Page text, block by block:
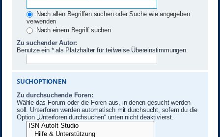
Nach allen Begriffen suchen oder Suche wie angegeben
verwenden
Nach einem Begriff suchen
Zu suchender Autor:
Benutze ein * als Platzhalter für teilweise Übereinstimmungen.
SUCHOPTIONEN
Zu durchsuchende Foren:
Wähle das Forum oder die Foren aus, in denen gesucht werden
soll. Unterforen werden automatisch mit durchsucht, sofern du die
Option „Unterforen durchsuchen“ unten nicht deaktivierst.